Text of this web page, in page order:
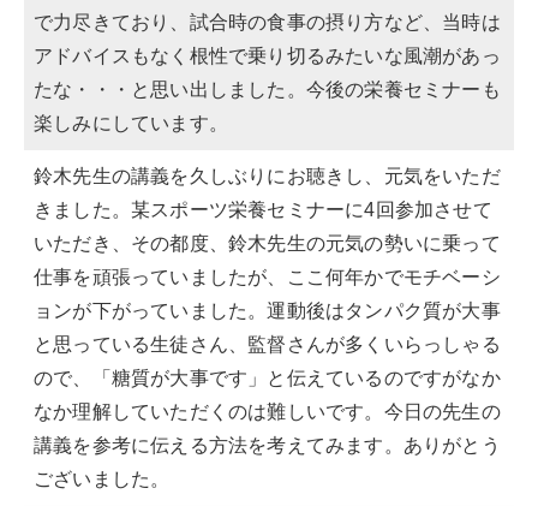
で力尽きており、試合時の食事の摂り方など、当時は
アドバイスもなく根性で乗り切るみたいな風潮があっ
たな・・・と思い出しました。今後の栄養セミナーも
楽しみにしています。
鈴木先生の講義を久しぶりにお聴きし、元気をいただ
きました。某スポーツ栄養セミナーに4回参加させて
いただき、その都度、鈴木先生の元気の勢いに乗って
仕事を頑張っていましたが、ここ何年かでモチベーシ
ョンが下がっていました。運動後はタンパク質が大事
と思っている生徒さん、監督さんが多くいらっしゃる
ので、「糖質が大事です」と伝えているのですがなか
なか理解していただくのは難しいです。今日の先生の
講義を参考に伝える方法を考えてみます。ありがとう
ございました。